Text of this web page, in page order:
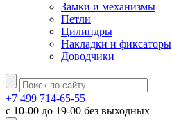
Замки и механизмы
Петли
Цилиндры
Накладки и фиксаторы
Доводчики
+7 499 714-65-55
с 10-00 до 19-00 без выходных